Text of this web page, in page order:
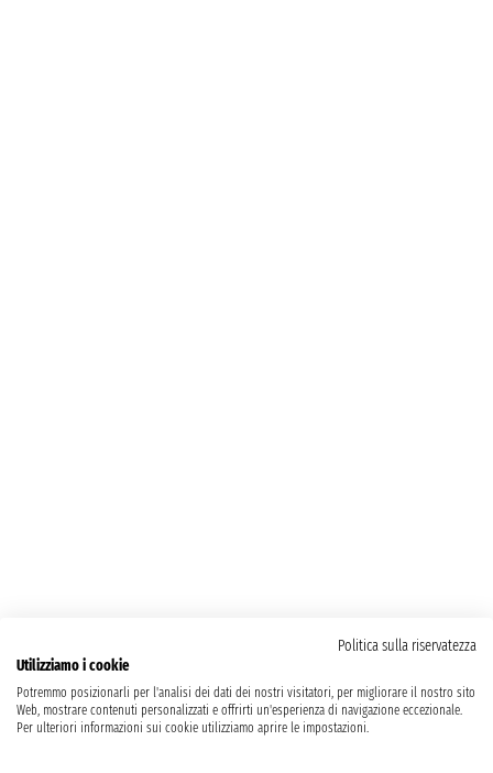
Politica sulla riservatezza
Utilizziamo i cookie
Potremmo posizionarli per l'analisi dei dati dei nostri visitatori, per migliorare il nostro sito
Web, mostrare contenuti personalizzati e offrirti un'esperienza di navigazione eccezionale.
Per ulteriori informazioni sui cookie utilizziamo aprire le impostazioni.